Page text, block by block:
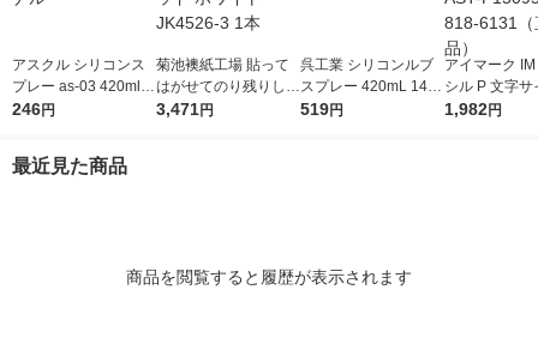
アスクル シリコンス
プレー as-03 420ml 1
本 オリジナル
246円
菊池襖紙工場 貼って
はがせてのり残りしな
い壁紙 ウッド ホワイ
3,471円
呉工業 シリコンルブ
スプレー 420mL 1420
1本
519円
アイマーク
シル P 文字
×95mm AST-
1,982円
最近見た商品
商品を閲覧すると履歴が表示されます